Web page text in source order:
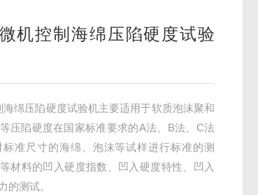
机控制海绵压陷硬度试验
海绵压陷硬度试验机主要适用于软质泡沫聚和
压陷硬度在国家标准要求的A法、B法、C法
准尺寸的海绵、泡沫等试样进行标准的测
材料的凹入硬度指数、凹入硬度特性、凹入
的测试。